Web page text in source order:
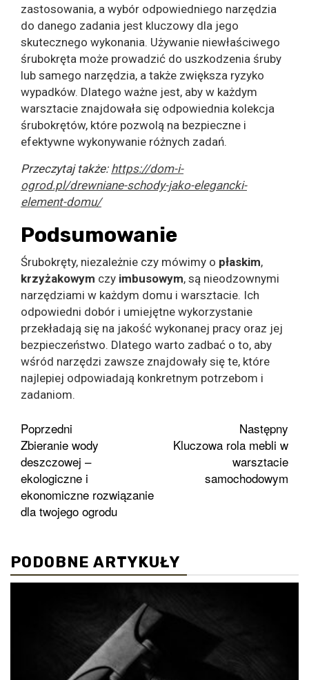
zastosowania, a wybór odpowiedniego narzędzia
do danego zadania jest kluczowy dla jego
skutecznego wykonania. Używanie niewłaściwego
śrubokręta może prowadzić do uszkodzenia śruby
lub samego narzędzia, a także zwiększa ryzyko
wypadków. Dlatego ważne jest, aby w każdym
warsztacie znajdowała się odpowiednia kolekcja
śrubokrętów, które pozwolą na bezpieczne i
efektywne wykonywanie różnych zadań.
Przeczytaj także: https://dom-i-
ogrod.pl/drewniane-schody-jako-elegancki-
element-domu/
Podsumowanie
Śrubokręty, niezależnie czy mówimy o płaskim,
krzyżakowym czy imbusowym, są nieodzownymi
narzędziami w każdym domu i warsztacie. Ich
odpowiedni dobór i umiejętne wykorzystanie
przekładają się na jakość wykonanej pracy oraz jej
bezpieczeństwo. Dlatego warto zadbać o to, aby
wśród narzędzi zawsze znajdowały się te, które
najlepiej odpowiadają konkretnym potrzebom i
zadaniom.
Zobacz
wpisy
Poprzedni
Zbieranie wody
deszczowej –
ekologiczne i
ekonomiczne rozwiązanie
dla twojego ogrodu
Następny
Kluczowa rola mebli w
warsztacie
samochodowym
PODOBNE ARTYKUŁY